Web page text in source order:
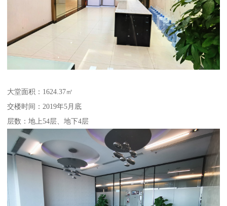
大堂面积：1624.37㎡
交楼时间：2019年5月底
层数：地上54层、地下4层